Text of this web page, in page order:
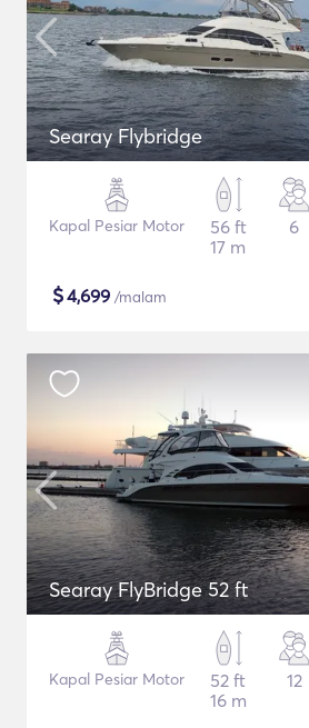
Searay Flybridge
Kapal Pesiar Motor
56 ft
17 m
6
$4,699 /malam
Searay FlyBridge 52 ft
Kapal Pesiar Motor
52 ft
16 m
12